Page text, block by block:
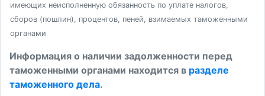
имеющих неисполненную обязанность по уплате налогов,
сборов (пошлин), процентов, пеней, взимаемых таможенными
органами
Информация о наличии задолженности перед
таможенными органами находится в разделе
таможенного дела.